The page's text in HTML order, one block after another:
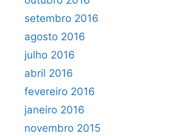
setembro 2016
agosto 2016
julho 2016
abril 2016
fevereiro 2016
janeiro 2016
novembro 2015